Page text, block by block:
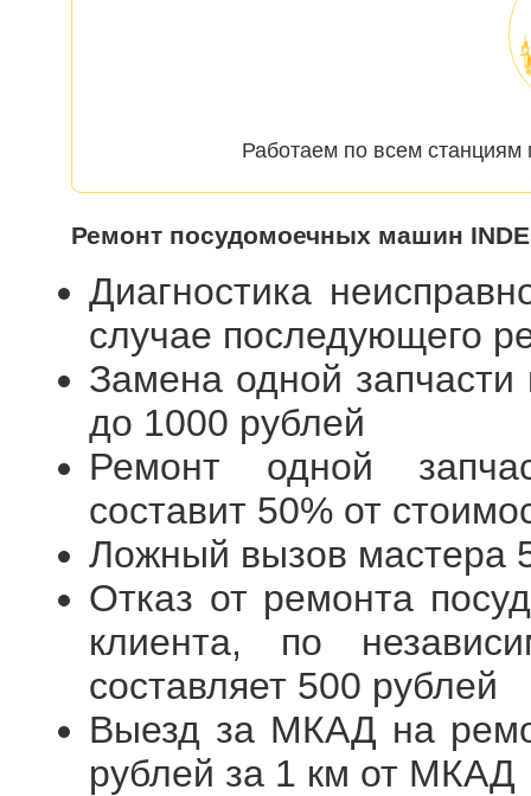
Работаем по всем
Ремонт посудомоечных машин
Диагностика
случае последующего
Замена одной
до 1000 рублей
Ремонт одной
составит 50% от
Ложный вызов мастера
Отказ от ремонта
клиента, по
составляет 500 рублей
Выезд за МКАД на
рублей за 1 км от МКАД